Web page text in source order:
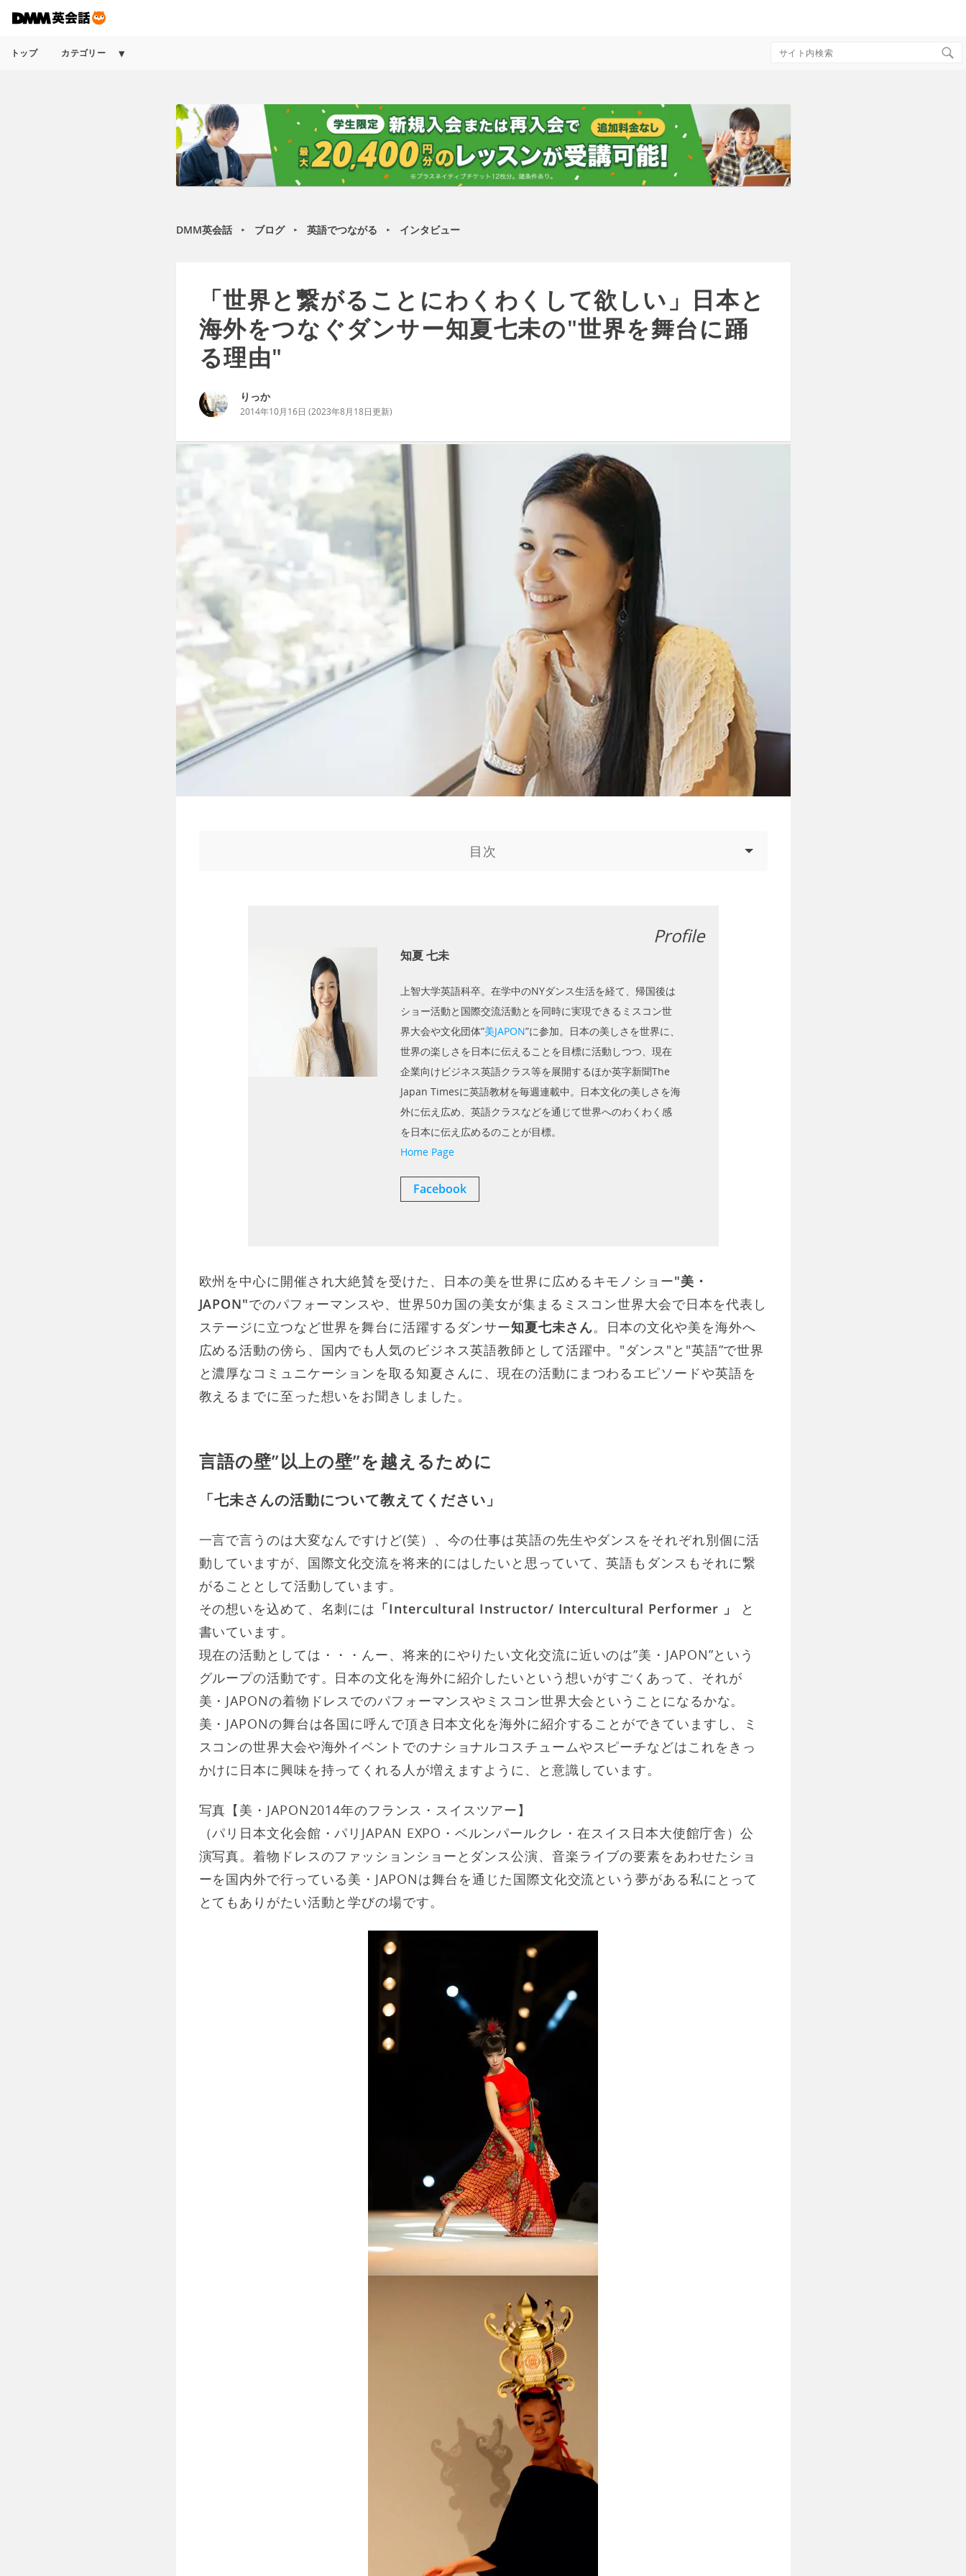
トップ カテゴリー
Search
DMM英会話 ► ブログ ► 英語でつながる ► インタビュー
「世界と繋がることにわくわくして欲しい」日本と
海外をつなぐダンサー知夏七未の"世界を舞台に踊
る理由"
りっか
2014年10月16日 (2023年8月18日更新)
目次
知夏 七未
上智大学英語科卒。在学中のNYダンス生活を経て、帰国後は
ショー活動と国際交流活動とを同時に実現できるミスコン世
界大会や文化団体”美JAPON”に参加。日本の美しさを世界に、
世界の楽しさを日本に伝えることを目標に活動しつつ、現在
企業向けビジネス英語クラス等を展開するほか英字新聞The
Japan Timesに英語教材を毎週連載中。日本文化の美しさを海
外に伝え広め、英語クラスなどを通じて世界へのわくわく感
を日本に伝え広めるのことが目標。
Home Page
Facebook
欧州を中心に開催され大絶賛を受けた、日本の美を世界に広めるキモノショー"美・
JAPON"でのパフォーマンスや、世界50カ国の美女が集まるミスコン世界大会で日本を代表し
ステージに立つなど世界を舞台に活躍するダンサー知夏七未さん。日本の文化や美を海外へ
広める活動の傍ら、国内でも人気のビジネス英語教師として活躍中。"ダンス"と"英語”で世界
と濃厚なコミュニケーションを取る知夏さんに、現在の活動にまつわるエピソードや英語を
教えるまでに至った想いをお聞きしました。
言語の壁”以上の壁”を越えるために
「七未さんの活動について教えてください」
一言で言うのは大変なんですけど(笑）、今の仕事は英語の先生やダンスをそれぞれ別個に活
動していますが、国際文化交流を将来的にはしたいと思っていて、英語もダンスもそれに繋
がることとして活動しています。
その想いを込めて、名刺には 「Intercultural Instructor/ Intercultural Performer 」
と
書いています。
現在の活動としては・・・んー、将来的にやりたい文化交流に近いのは”美・JAPON”という
グループの活動です。日本の文化を海外に紹介したいという想いがすごくあって、それが
美・JAPONの着物ドレスでのパフォーマンスやミスコン世界大会ということになるかな。
美・JAPONの舞台は各国に呼んで頂き日本文化を海外に紹介することができていますし、ミ
スコンの世界大会や海外イベントでのナショナルコスチュームやスピーチなどはこれをきっ
かけに日本に興味を持ってくれる人が増えますように、と意識しています。
写真【美・JAPON2014年のフランス・スイスツアー】
（パリ日本文化会館・パリJAPAN EXPO・ベルンパールクレ・在スイス日本大使館庁舎）公
演写真。着物ドレスのファッションショーとダンス公演、音楽ライブの要素をあわせたショ
ーを国内外で行っている美・JAPONは舞台を通じた国際文化交流という夢がある私にとって
とてもありがたい活動と学びの場です。